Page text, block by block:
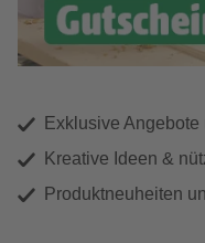
Exklusive
Kreative Ideen &
Produktneuheiten